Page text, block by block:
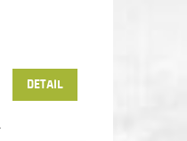
DETAIL